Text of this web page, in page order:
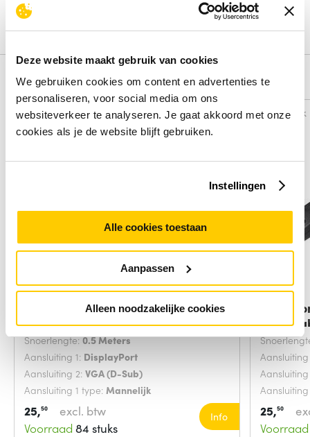
Deze website maakt gebruik van cookies
We gebruiken cookies om content en advertenties te
personaliseren, voor social media om ons
websiteverkeer te analyseren. Je gaat akkoord met onze
cookies als je de website blijft gebruiken.
Instellingen
Alle cookies toestaan
Aanpassen
Alleen noodzakelijke cookies
Schrijf een review
Alternatieven
Vergelijk
Microconnect DP-VGA-MM-050
video kabel
Snoerlengte:0.5 Meters
Aansluiting 1: DisplayPort
Aansluiting 2: VGA (D-Sub)
Aansluiting 1 type: Mannelijk
25,50
excl. btw
Voorraad 84 stuks
Info
Vergelijk
video
25,50
Voorraad